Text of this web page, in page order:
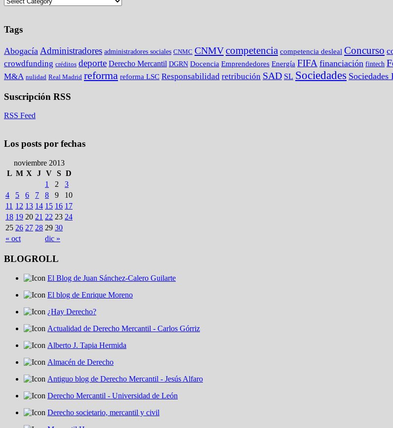
Tags
Abogacía Administradores administradores sociales CNMC CNMVcompetencia competencia desleal Concurso
crowdfunding créditos deporte Derecho Mercantil DGRN Docencia Emprendedores Energía FIFA financiación fintech
M&A nulidad Real Madrid reforma reforma LSC Responsabilidad retribución SAD SL Sociedades Sociedades
Suscripción RSS
RSS Feed
Los posts por fechas
noviembre 2013
L M X J V S D
« oct dic »
1 2
3
4
5 6 7 8 9
10
11 12 13 14 15 16 17
18 19 20 21 22 23 24
25 26 27 28 29 30
BLOGROLL
El Blog de Juan Sánchez-Calero Guilarte
El blog de Enrique Moreno
¿Hay Derecho?
Actualidad de Derecho Mercantil - Carlos Górriz
Alberto J. Tapia Hermida
Almacén de Derecho
Antiguo blog de Derecho Mercantil - Jesús Alfaro
Derecho Mercantil - Universidad de León
Derecho societario, mercantil y civil